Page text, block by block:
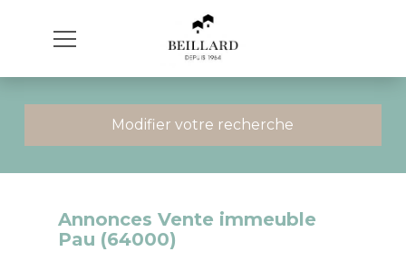
Modifier votre recherche
Annonces Vente immeuble
Pau (64000)